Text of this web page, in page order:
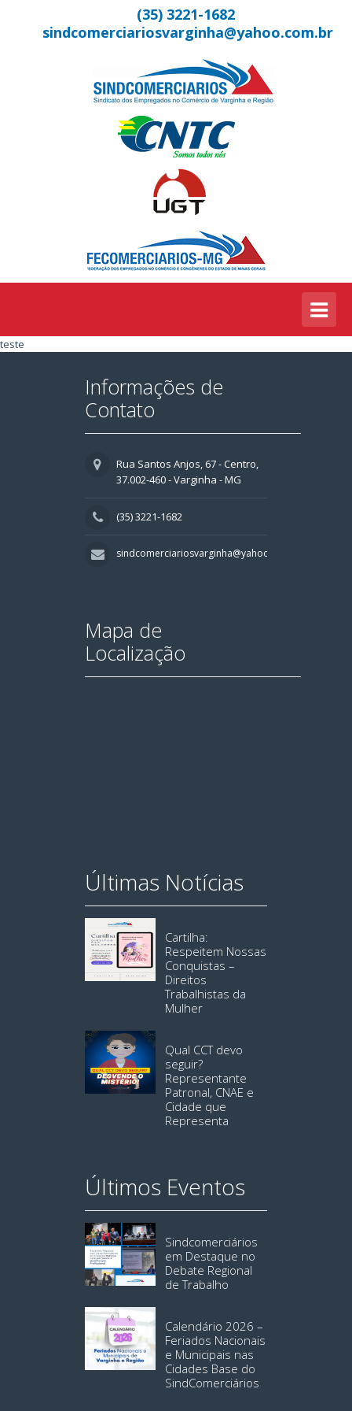
(35) 3221-1682
sindcomerciariosvarginha@yahoo.com.br
teste
Informações de
Contato
Rua Santos Anjos, 67 - Centro,
37.002-460 - Varginha - MG
(35) 3221-1682
sindcomerciariosvarginha@yahoo.com.br
Mapa de
Localização
Últimas Notícias
Cartilha:
Respeitem Nossas
Conquistas –
Direitos
Trabalhistas da
Mulher
Qual CCT devo
seguir?
Representante
Patronal, CNAE e
Cidade que
Representa
Últimos Eventos
Sindcomerciários
em Destaque no
Debate Regional
de Trabalho
Calendário 2026 –
Feriados Nacionais
e Municipais nas
Cidades Base do
SindComerciários